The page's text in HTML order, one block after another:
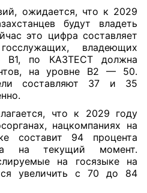
ожидается, что к 2029
будут владеть
это цифра составляет
владеющих
В1, по КАЗТЕСТ должна
на уровне В2 — 50.
составляют 37 и 35
что к 2029 году
нацкомпаниях на
составит 94 процента
на текущий момент.
на госязыке на
увеличить с 70 до 84